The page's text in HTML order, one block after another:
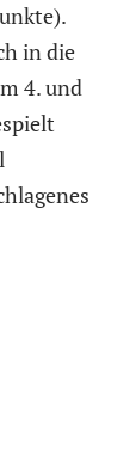
in die
4. und